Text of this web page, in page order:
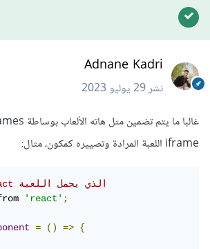
Adnane Kadri
نشر29 يوليو 2023
iframe اللعبة المرادة وتصييره كمكون، مثال:
// في مكون React الذي يحمل اللعبة
'react';
= () =>
{